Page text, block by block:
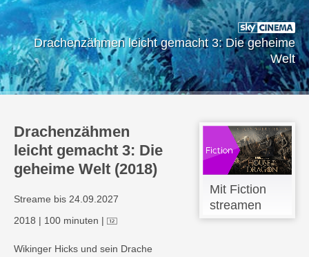
Drachenzähmen leicht gemacht 3: Die geheime
Welt
Drachenzähmen
leicht gemacht 3: Die
geheime Welt (2018)
Streame bis 24.09.2027
2018 | 100 minuten |
Wikinger Hicks und sein Drache
Mit Fiction
streamen